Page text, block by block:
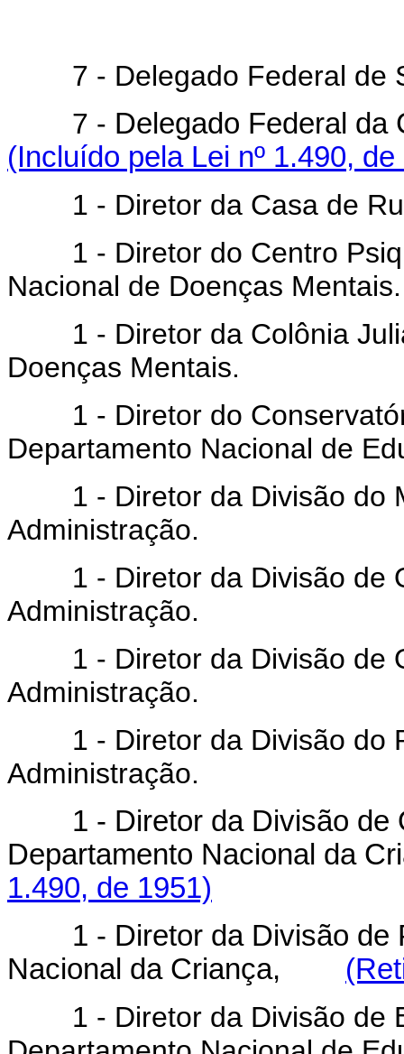
7 - Delegado Federal de
7 - Delegado Federal
(Incluído pela Lei nº 1.490, de
1 - Diretor da Casa de
1 - Diretor do Centro
Nacional de Doenças Mentais.
1 - Diretor da Colônia
Doenças Mentais.
1 - Diretor do
Departamento Nacional de
1 - Diretor da Divisão do
Administração.
1 - Diretor da Divisão de
Administração.
1 - Diretor da Divisão de
Administração.
1 - Diretor da Divisão do
Administração.
1 - Diretor da Divisão
Departamento Nacional da
1.490, de 1951)
1 - Diretor da Divisão de
Nacional da Criança,
1 - Diretor da Divisão de